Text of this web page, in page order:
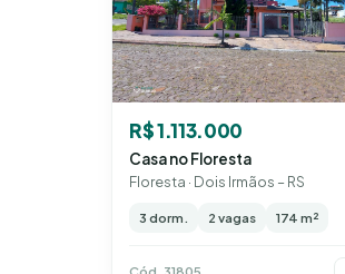
R$ 1.113.000
Casa no Floresta
Floresta · Dois Irmãos – RS
3 dorm. 2 vagas 174 m²